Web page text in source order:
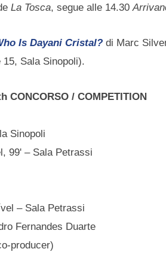
La Tosca, segue alle 14.30
Is Dayani Cristal? di Marc
Sala Sinopoli).
CONCORSO / COMPETITION
Sinopoli
99' – Sala Petrassi
– Sala Petrassi
Fernandes Duarte
producer)